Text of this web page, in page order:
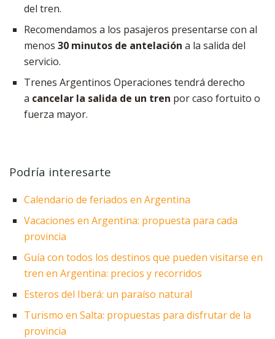
del tren.
Recomendamos a los pasajeros presentarse con al
menos 30 minutos de antelación a la salida del
servicio.
Trenes Argentinos Operaciones tendrá derecho
a cancelar la salida de un tren por caso fortuito o
fuerza mayor.
Podría interesarte
Calendario de feriados en Argentina
Vacaciones en Argentina: propuesta para cada
provincia
Guía con todos los destinos que pueden visitarse en
tren en Argentina: precios y recorridos
Esteros del Iberá: un paraíso natural
Turismo en Salta: propuestas para disfrutar de la
provincia